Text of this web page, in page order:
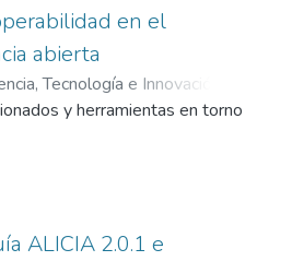
en el
abierta
Tecnología e Innovación
2022-08-17)Peset, Fernanda
y herramientas en torno
ALICIA 2.0.1 e